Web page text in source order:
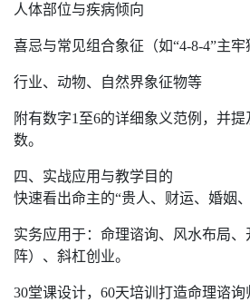
人体部位与疾病倾向
喜忌与常见组合象征（如“4-8-4”主牢
行业、动物、自然界象征物等
附有数字1至6的详细象义范例，并
数。
四、实战应用与教学目的
快速看出命主的“贵人、财运、婚姻
实务应用于：命理谘询、风水布局
阵）、斜杠创业。
30堂课设计，60天培训打造命理谘询